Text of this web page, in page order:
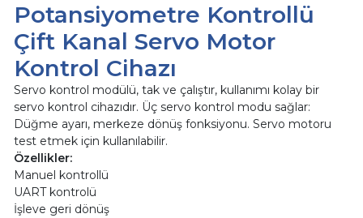
Potansiyometre Kontrollü
Çift Kanal Servo Motor
Kontrol Cihazı
Servo kontrol modülü, tak ve çalıştır, kullanımı kolay bir
servo kontrol cihazıdır. Üç servo kontrol modu sağlar:
Düğme ayarı, merkeze dönüş fonksiyonu. Servo motoru
test etmek için kullanılabilir.
Özellikler:
Manuel kontrollü
UART kontrolü
İşleve geri dönüş